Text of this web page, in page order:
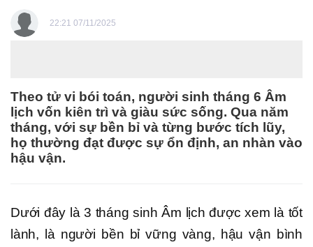
22:21 07/11/2025
Theo tử vi bói toán, người sinh tháng 6 Âm
lịch vốn kiên trì và giàu sức sống. Qua năm
tháng, với sự bền bỉ và từng bước tích lũy,
họ thường đạt được sự ổn định, an nhàn vào
hậu vận.
Dưới đây là 3 tháng sinh Âm lịch được xem là tốt
lành, là người bền bỉ vững vàng, hậu vận bình